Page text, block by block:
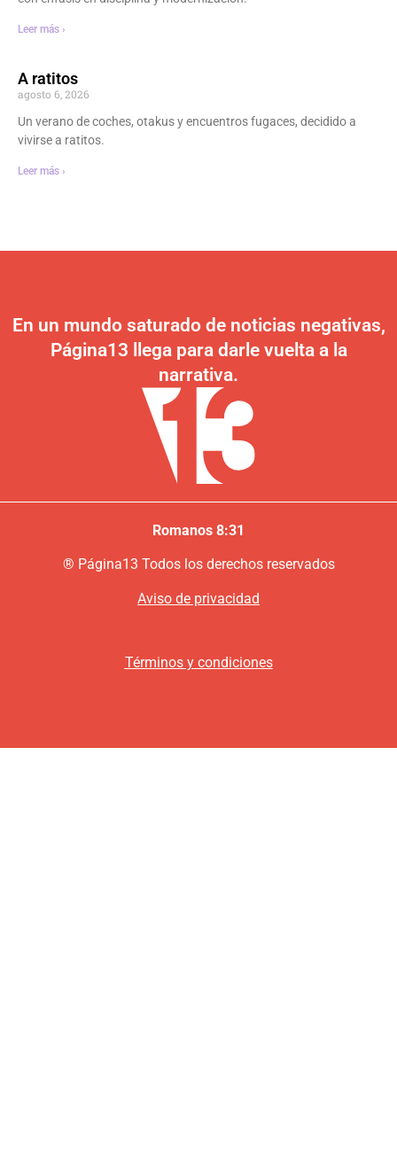
Leer más ›
A ratitos
agosto 6, 2026
Un verano de coches, otakus y encuentros fugaces, decidido a
vivirse a ratitos.
Leer más ›
En un mundo saturado de noticias negativas,
Página13 llega para darle vuelta a la
narrativa.
Romanos 8:31
® Página13 Todos los derechos reservados
Aviso de privacidad
Términos y condiciones